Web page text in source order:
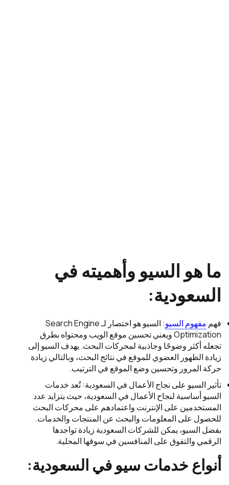
ما هو السيو وأهميته في
السعودية:
فهم مفهوم السيو
: السيو هو اختصار لـ Search Engine
Optimization ويعني تحسين موقع الويب ومحتواه بطرق
تجعله أكثر وضوحًا وجاذبية لمحركات البحث. يهدف السيو إلى
زيادة الظهور العضوي للموقع في نتائج البحث، وبالتالي زيادة
حركة المرور وتحسين وضع الموقع في الترتيب.
تأثير السيو على نجاح الأعمال في السعودية: تُعد خدمات
السيو أساسية لنجاح الأعمال في السعودية، حيث يتزايد عدد
المستخدمين على الإنترنت واعتمادهم على محركات البحث
للحصول على المعلومات والبحث عن المنتجات والخدمات.
بفضل السيو، يمكن للشركات السعودية زيادة تواجدها
الرقمي والتفوق على المنافسين في سوقها المحلية.
أنواع خدمات سيو في السعودية: